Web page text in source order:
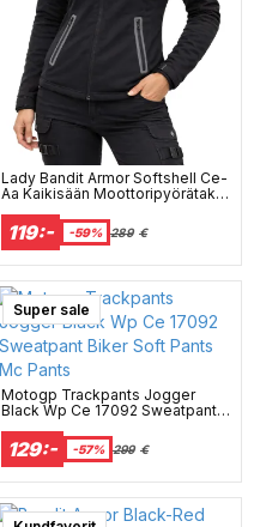
Lady Bandit Armor Softshell Ce-
Aa Kaikisään Moottoripyörätakki
119:- -59% 289 €
Super sale
Motogp Trackpants Jogger
Black Wp Ce 17092 Sweatpant
129:- -57% 299 €